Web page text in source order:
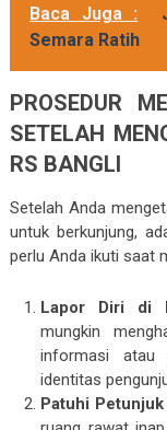
Baca Juga :
Semara Ratih
PROSEDUR
SETELAH
RS BANGLI
Setelah Anda
untuk berkunjung,
perlu Anda ikuti saat
Lapor Diri di
mungkin
informasi atau
identitas
Patuhi Petunjuk